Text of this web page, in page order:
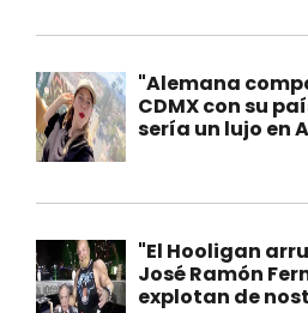
"Alemana
CDMX con su
sería un lujo en
"El Hooligan
José Ramón
explotan de